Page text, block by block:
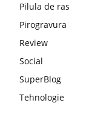
Pilula de ras
Pirogravura
Review
Social
SuperBlog
Tehnologie